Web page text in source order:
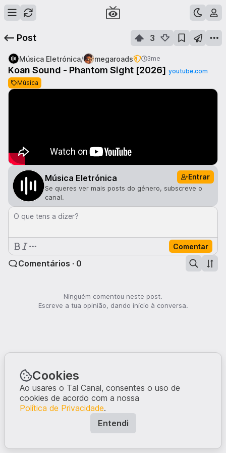
Post 3
Música Eletrónica/ megaroads 3me
Koan Sound - Phantom Sight [2026] youtube.com
Música
Música Eletrónica Entrar
Se queres ver mais posts do género, subscreve o
canal.
O que tens a dizer?
Comentar
Comentários · 0
Ninguém comentou neste post.
Escreve a tua opinião, dando início à conversa.
Cookies
Ao usares o Tal Canal, consentes o uso de
cookies de acordo com a nossa
Política de Privacidade.
Entendi